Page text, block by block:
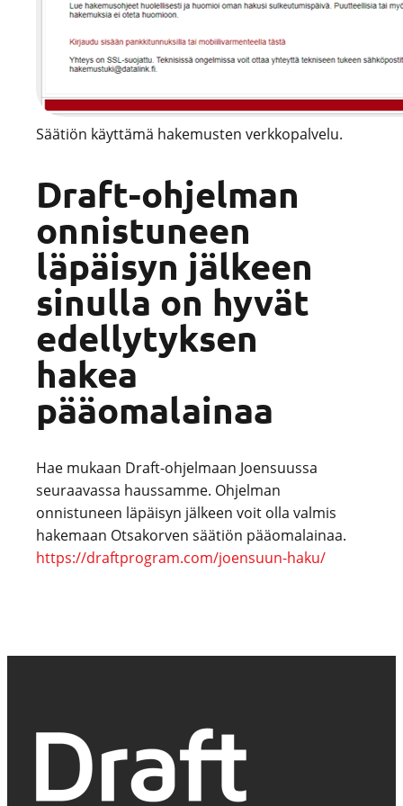
Säätiön käyttämä hakemusten verkkopalvelu.
Draft-ohjelman
onnistuneen
läpäisyn jälkeen
sinulla on hyvät
edellytyksen
hakea
pääomalainaa
Hae mukaan Draft-ohjelmaan Joensuussa
seuraavassa haussamme. Ohjelman
onnistuneen läpäisyn jälkeen voit olla valmis
hakemaan Otsakorven säätiön pääomalainaa.
https://draftprogram.com/joensuun-haku/